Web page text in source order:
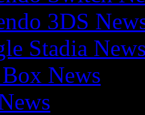
3DS
Stadia
News